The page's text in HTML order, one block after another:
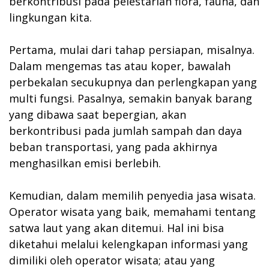
lingkungan kita.
Pertama, mulai dari tahap persiapan, misalnya.
Dalam mengemas tas atau koper, bawalah
perbekalan secukupnya dan perlengkapan yang
multi fungsi. Pasalnya, semakin banyak barang
yang dibawa saat bepergian, akan
berkontribusi pada jumlah sampah dan daya
beban transportasi, yang pada akhirnya
menghasilkan emisi berlebih.
Kemudian, dalam memilih penyedia jasa wisata.
Operator wisata yang baik, memahami tentang
satwa laut yang akan ditemui. Hal ini bisa
diketahui melalui kelengkapan informasi yang
dimiliki oleh operator wisata; atau yang